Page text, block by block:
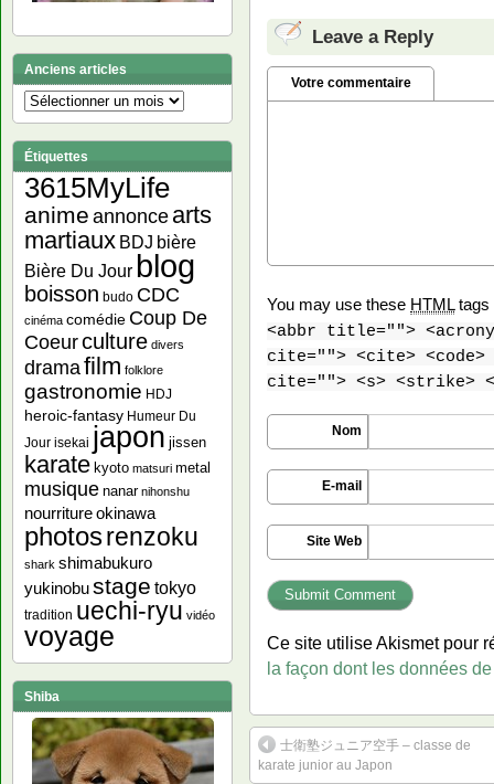
Leave a Reply
Votre commentaire
You may use these HTMLtags
<abbr title="">
cite=""> <cite> <code>
cite=""> <s> <strike>
Nom
E-mail
Site Web
Ce site utilise Akismet pour
la façon dont les données
士衛塾ジュニア空手 – classe de
karate junior au Japon
Anciens articles
Anciens
articles
Étiquettes
3615MyLife
anime annonce arts
martiaux BDJ bière
Bière Du Jour blog
boisson budo CDC
cinéma comédie Coup De
Coeurculture divers
dramafilm folklore
gastronomie HDJ
heroic-fantasy Humeur Du
Jour isekai japon jissen
karate kyoto matsuri metal
musique nanar nihonshu
nourritureokinawa
photosrenzoku
shark shimabukuro
yukinobustage tokyo
tradition uechi-ryu vidéo
voyage
Shiba